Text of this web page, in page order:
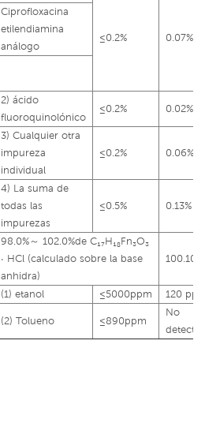
≤0.2% 0.07%
Ciprofloxacina
etilendiamina
análogo
2) ácido
fluoroquinolónico
≤0.2% 0.02%
3) Cualquier otra
impureza
individual
≤0.2% 0.06%
4) La suma de
todas las
impurezas
≤0.5% 0.13%
98.0%～ 102.0%de C₁₇H₁₈Fn₃O₃
· HCl (calculado sobre la base
anhidra)
100.10%
(1) etanol ≤5000ppm 120
(2) Tolueno ≤890ppm
No